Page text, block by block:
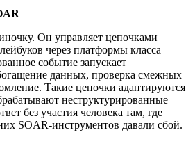
Он управляет цепочками
через платформы класса
событие запускает
данных, проверка смежных
Такие цепочки адаптируются
неструктурированные
без участия человека там, где
SOAR-инструментов давали сбой.